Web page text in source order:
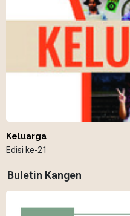
Keluarga
Edisi ke-21
Buletin Kangen